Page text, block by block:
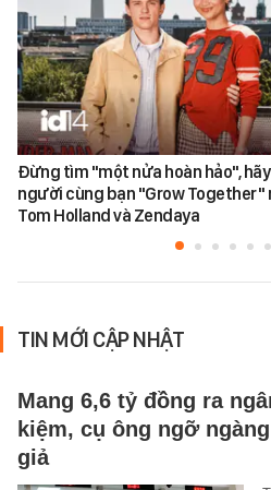
Đừng tìm "một nửa hoàn hảo",
người cùng bạn "Grow Together"
Tom Holland và Zendaya
TIN MỚI CẬP NHẬT
Mang 6,6 tỷ đồng ra
kiệm, cụ ông ngỡ
giả